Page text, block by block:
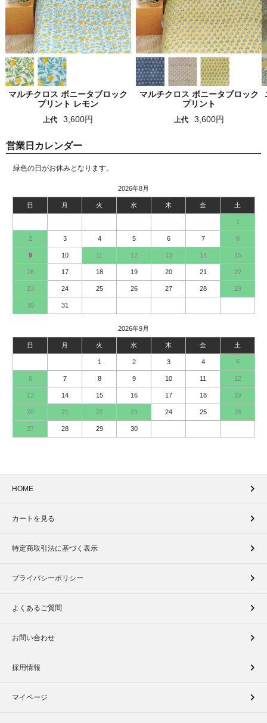
マルチクロス ボニータブロック
プリント レモン
上代 3,600円
マルチクロス ボニータブロック
プリント
上代 3,600円
営業日カレンダー
緑色の日がお休みとなります。
2026年8月
日 月 火 水 木 金 土
1
2 3 4 5 6 7 8
9 10 11 12 13 14 15
16 17 18 19 20 21 22
23 24 25 26 27 28 29
30 31
2026年9月
日 月 火 水 木 金 土
1 2 3 4 5
6 7 8 9 10 11 12
13 14 15 16 17 18 19
20 21 22 23 24 25 26
27 28 29 30
HOME
カートを見る
特定商取引法に基づく表示
プライバシーポリシー
よくあるご質問
お問い合わせ
採用情報
マイページ